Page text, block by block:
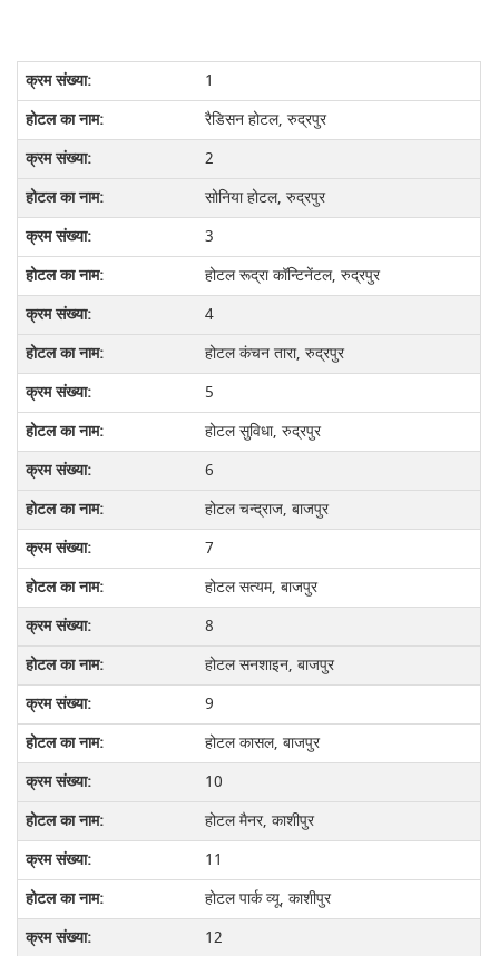
1
रैडिसन होटल, रुद्रपुर
2
सोनिया होटल, रुद्रपुर
3
होटल रूद्रा कॉन्टिनेंटल, रुद्रपुर
4
होटल कंचन तारा, रुद्रपुर
5
होटल सुविधा, रुद्रपुर
6
होटल चन्द्राज, बाजपुर
7
होटल सत्यम, बाजपुर
8
होटल सनशाइन, बाजपुर
9
होटल कासल, बाजपुर
10
होटल मैनर, काशीपुर
11
होटल पार्क व्यू, काशीपुर
12